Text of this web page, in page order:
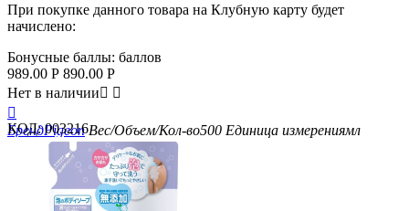
При покупке данного товара на Клубную карту будет
начислено:
Бонусные баллы: баллов
989.00 Р 890.00 Р
Нет в наличии 

БрендPigeon Вес/Объем/Кол-во500 Единица измерениямл
КОД: 003216